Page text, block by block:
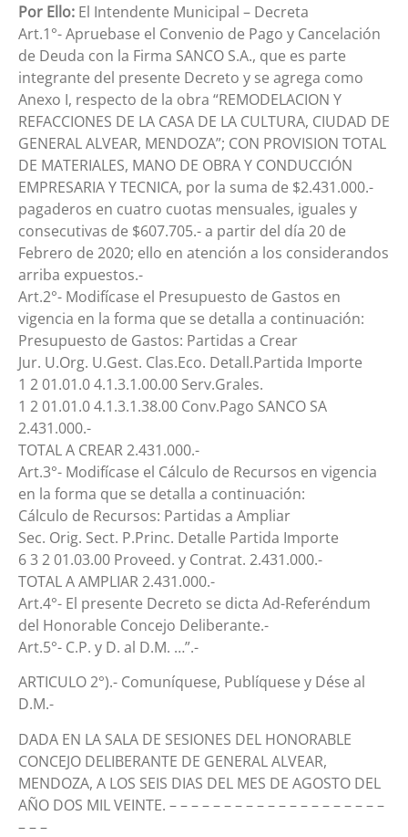
Por Ello: El Intendente Municipal – Decreta
Art.1°- Apruebase el Convenio de Pago y Cancelación
de Deuda con la Firma SANCO S.A., que es parte
integrante del presente Decreto y se agrega como
Anexo I, respecto de la obra “REMODELACION Y
REFACCIONES DE LA CASA DE LA CULTURA, CIUDAD DE
GENERAL ALVEAR, MENDOZA”; CON PROVISION TOTAL
DE MATERIALES, MANO DE OBRA Y CONDUCCIÓN
EMPRESARIA Y TECNICA, por la suma de $2.431.000.-
pagaderos en cuatro cuotas mensuales, iguales y
consecutivas de $607.705.- a partir del día 20 de
Febrero de 2020; ello en atención a los considerandos
arriba expuestos.-
Art.2°- Modifícase el Presupuesto de Gastos en
vigencia en la forma que se detalla a continuación:
Presupuesto de Gastos: Partidas a Crear
Jur. U.Org. U.Gest. Clas.Eco. Detall.Partida Importe
1 2 01.01.0 4.1.3.1.00.00 Serv.Grales.
1 2 01.01.0 4.1.3.1.38.00 Conv.Pago SANCO SA
2.431.000.-
TOTAL A CREAR 2.431.000.-
Art.3°- Modifícase el Cálculo de Recursos en vigencia
en la forma que se detalla a continuación:
Cálculo de Recursos: Partidas a Ampliar
Sec. Orig. Sect. P.Princ. Detalle Partida Importe
6 3 2 01.03.00 Proveed. y Contrat. 2.431.000.-
TOTAL A AMPLIAR 2.431.000.-
Art.4°- El presente Decreto se dicta Ad-Referéndum
del Honorable Concejo Deliberante.-
Art.5°- C.P. y D. al D.M. …”.-
ARTICULO 2°).- Comuníquese, Publíquese y Dése al
D.M.-
DADA EN LA SALA DE SESIONES DEL HONORABLE
CONCEJO DELIBERANTE DE GENERAL ALVEAR,
MENDOZA, A LOS SEIS DIAS DEL MES DE AGOSTO DEL
AÑO DOS MIL VEINTE. – – – – – – – – – – – – – – – – – – – –
– – –